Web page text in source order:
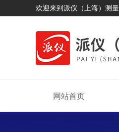
欢迎来到派仪（上海）测
网站首页